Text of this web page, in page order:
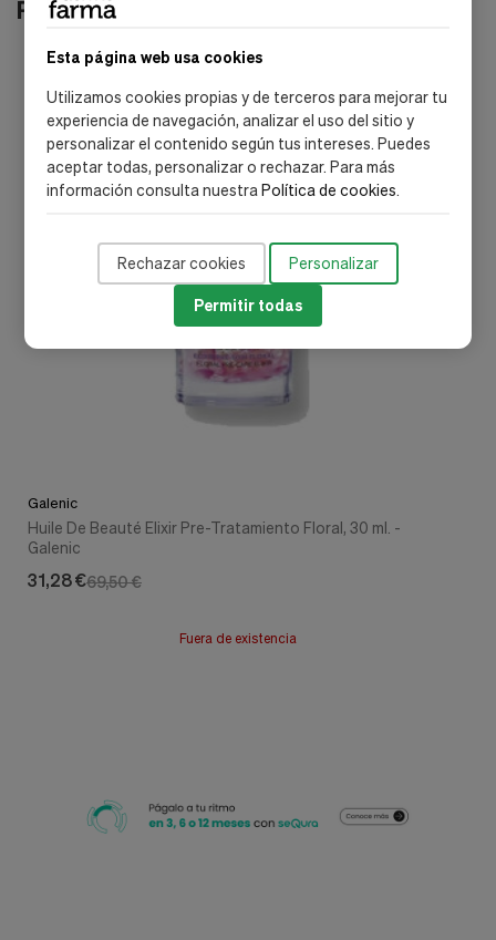
Esta página web usa cookies
Utilizamos cookies propias y de terceros para mejorar tu
experiencia de navegación, analizar el uso del sitio y
personalizar el contenido según tus intereses. Puedes
aceptar todas, personalizar o rechazar. Para más
información consulta nuestraPolítica de cookies.
Rechazar cookies Personalizar
Permitir todas
Productos relacionados
Galenic
Huile De Beauté Elixir Pre-Tratamiento Floral, 30 ml. -
Galenic
69,50 €
31,28 €
Fuera de existencia